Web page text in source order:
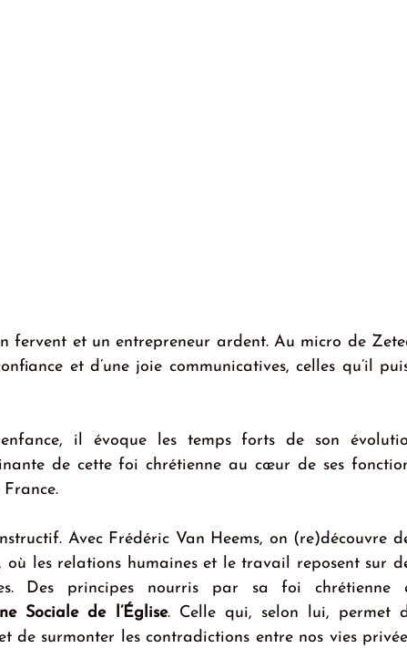
fervent et un entrepreneur ardent. Au micro de
et d’une joie communicatives, celles qu’il
il évoque les temps forts de son
de cette foi chrétienne au cœur de ses
Avec Frédéric Van Heems, on (re)découvre
les relations humaines et le travail reposent sur
Des principes nourris par sa foi chrétienne
Sociale de l’Église. Celle qui, selon lui, permet
de surmonter les contradictions entre nos vies